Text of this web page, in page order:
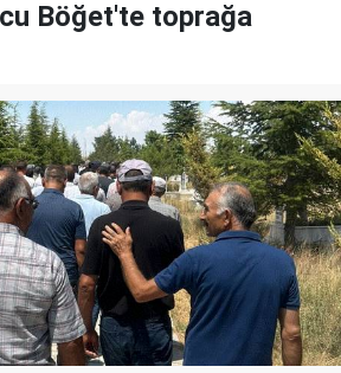
Böğet'te toprağa